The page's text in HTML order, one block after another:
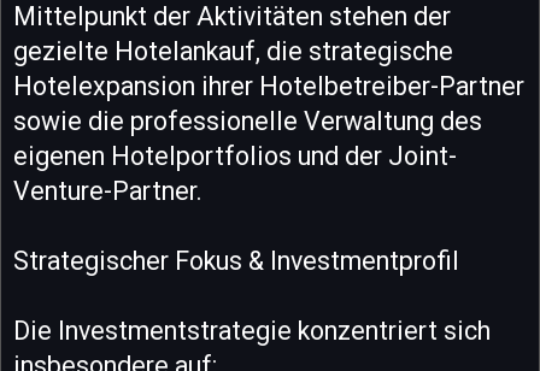
Mittelpunkt der Aktivitäten stehen der
gezielte Hotelankauf, die strategische
Hotelexpansion ihrer Hotelbetreiber-Partner
sowie die professionelle Verwaltung des
eigenen Hotelportfolios und der Joint-
Venture-Partner.
Strategischer Fokus & Investmentprofil
Die Investmentstrategie konzentriert sich